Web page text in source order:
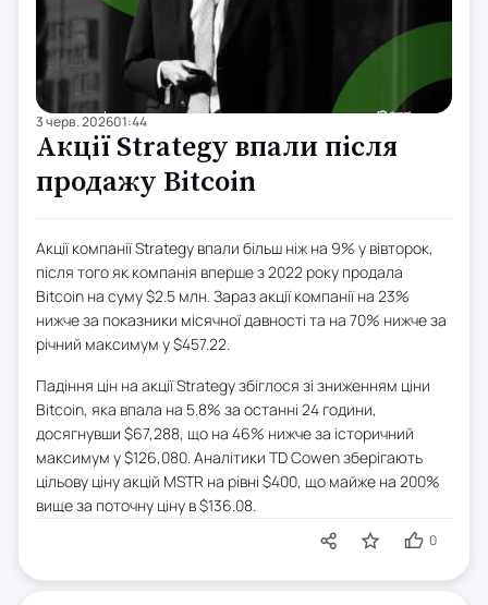
3 черв. 202601:44
Акції Strategy впали після
продажу Bitcoin
Акції компанії Strategy впали більш ніж на 9% у вівторок,
після того як компанія вперше з 2022 року продала
Bitcoin на суму $2.5 млн. Зараз акції компанії на 23%
нижче за показники місячної давності та на 70% нижче за
річний максимум у $457.22.
Падіння цін на акції Strategy збіглося зі зниженням ціни
Bitcoin, яка впала на 5.8% за останні 24 години,
досягнувши $67,288, що на 46% нижче за історичний
максимум у $126,080. Аналітики TD Cowen зберігають
цільову ціну акцій MSTR на рівні $400, що майже на 200%
вище за поточну ціну в $136.08.
0